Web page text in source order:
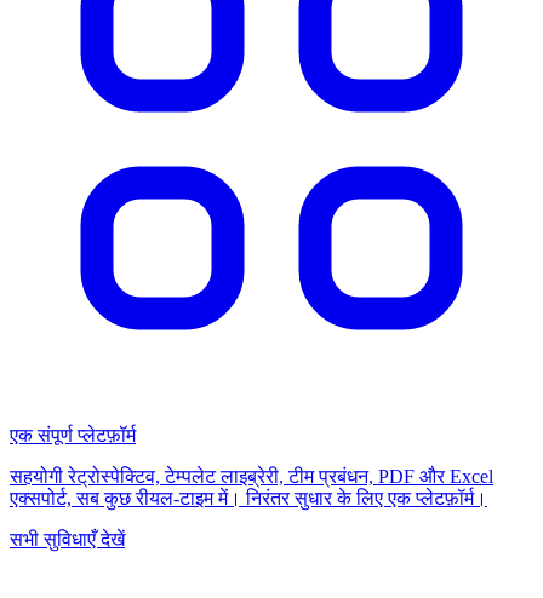
एक संपूर्ण प्लेटफ़ॉर्म
सहयोगी रेट्रोस्पेक्टिव, टेम्पलेट लाइब्रेरी, टीम प्रबंधन, PDF और Excel
एक्सपोर्ट, सब कुछ रीयल-टाइम में। निरंतर सुधार के लिए एक प्लेटफ़ॉर्म।
सभी सुविधाएँ देखें